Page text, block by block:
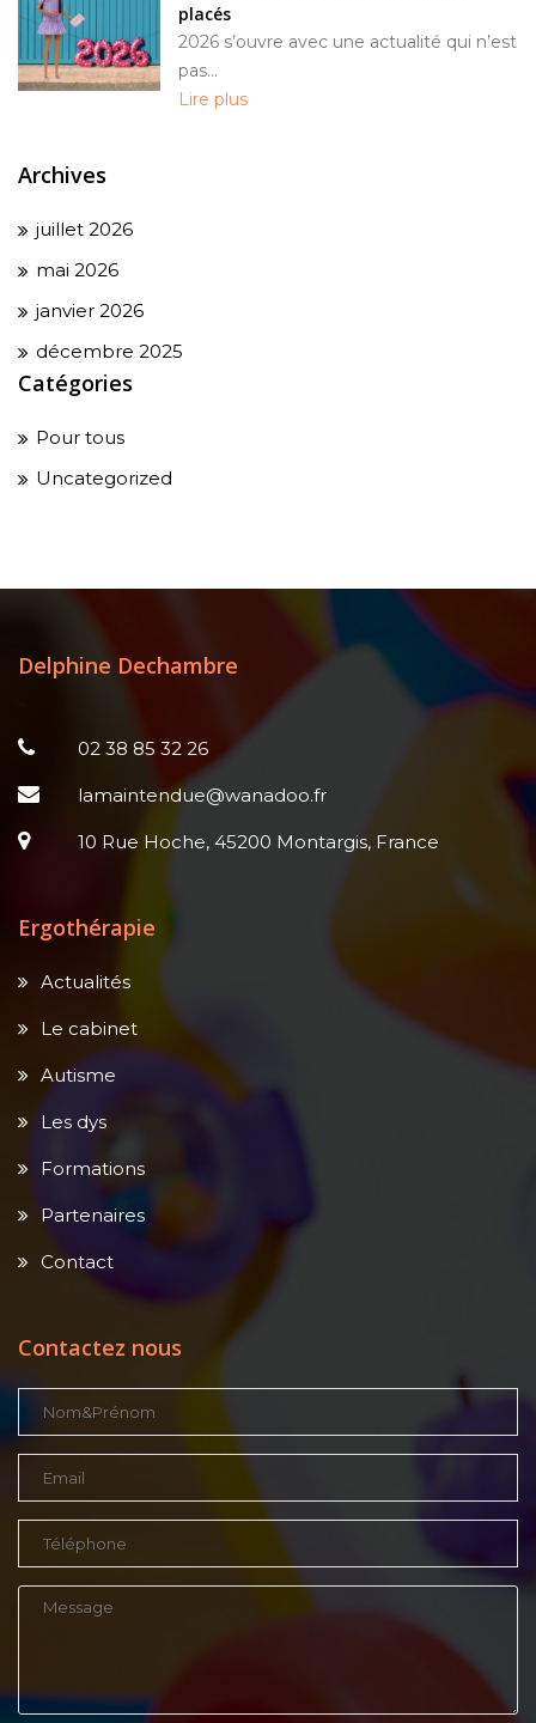
placés
2026 s’ouvre avec une actualité qui n’est
pas...
Lire plus
Archives
juillet 2026
mai 2026
janvier 2026
décembre 2025
Catégories
Pour tous
Uncategorized
Delphine Dechambre
02 38 85 32 26
lamaintendue@wanadoo.fr
10 Rue Hoche, 45200 Montargis, France
Ergothérapie
Actualités
Le cabinet
Autisme
Les dys
Formations
Partenaires
Contact
Contactez nous